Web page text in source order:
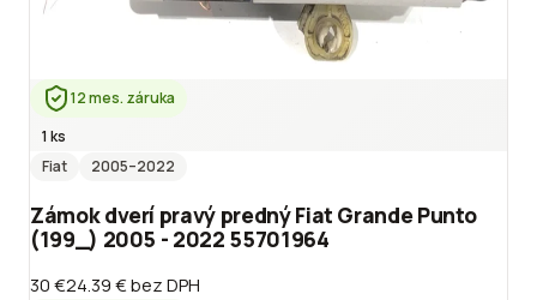
12 mes. záruka
1 ks
Fiat
2005–2022
Zámok dverí pravý predný Fiat Grande Punto
(199_) 2005 - 2022 55701964
30 €24.39 €bez DPH